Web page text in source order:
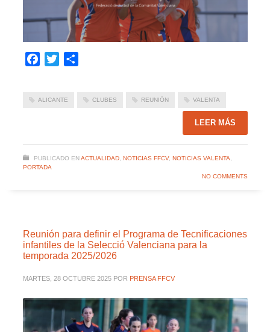
Facebook
Twitter
ALICANTE CLUBES REUNIÓN VALENTA
LEER MÁS
PUBLICADO EN ACTUALIDAD, NOTICIAS FFCV, NOTICIAS VALENTA
PORTADA
NO COMMENTS
Reunión para definir el Programa de Tecnificaciones
infantiles de la Selecció Valenciana para la
temporada 2025/2026
MARTES, 28 OCTUBRE 2025 POR PRENSA FFCV